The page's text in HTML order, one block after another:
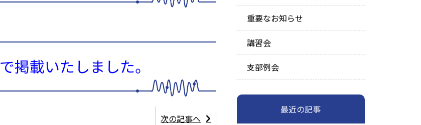
で掲載いたしました。
次の記事へ
重要なお知らせ
講習会
支部例会
最近の記事